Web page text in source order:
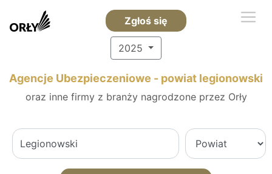
Zgłoś się
2025
Agencje Ubezpieczeniowe - powiat legionowski
oraz inne firmy z branży nagrodzone przez Orły